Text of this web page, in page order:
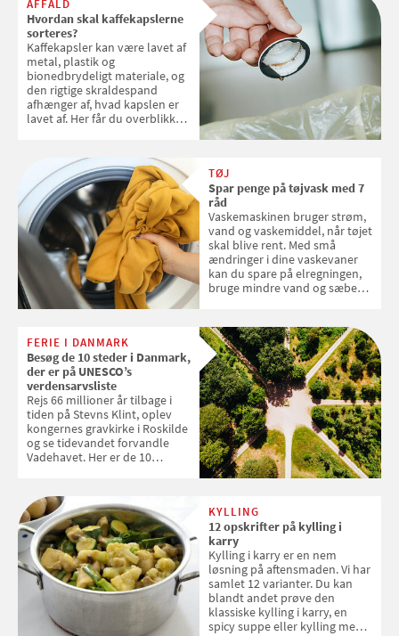
AFFALD
Hvordan skal kaffekapslerne
sorteres?
Kaffekapsler kan være lavet af
metal, plastik og
bionedbrydeligt materiale, og
den rigtige skraldespand
afhænger af, hvad kapslen er
lavet af. Her får du overblikket
TØJ
Spar penge på tøjvask med 7
råd
Vaskemaskinen bruger strøm,
vand og vaskemiddel, når tøjet
skal blive rent. Med små
ændringer i dine vaskevaner
kan du spare på elregningen,
bruge mindre vand og sæbe
enkle råd til at spare penge på
tøjvasken
FERIE I DANMARK
Besøg de 10 steder i Danmark,
der er på UNESCO’s
verdensarvsliste
Rejs 66 millioner år tilbage i
tiden på Stevns Klint, oplev
kongernes gravkirke i Roskilde
og se tidevandet forvandle
Vadehavet. Her er de 10
KYLLING
12 opskrifter på kylling i
karry
Kylling i karry er en nem
løsning på aftensmaden. Vi har
samlet 12 varianter. Du kan
blandt andet prøve den
klassiske kylling i karry, en
spicy suppe eller kylling med